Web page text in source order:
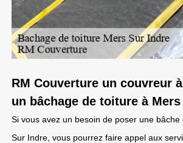
RM Couverture un couvreur
un bâchage de toiture à
Si vous avez un besoin de poser une
Sur Indre, vous pourrez faire appel aux